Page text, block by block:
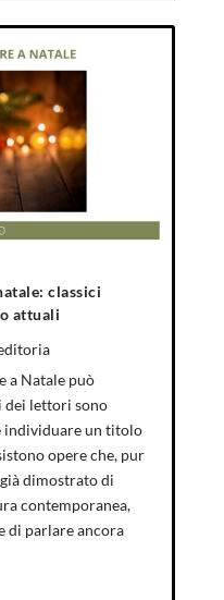
classici
attuali
a Natale può
dei lettori sono
individuare un titolo
opere che, pur
dimostrato di
contemporanea,
di parlare ancora